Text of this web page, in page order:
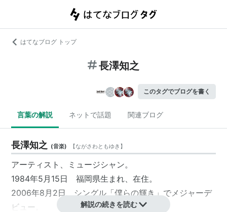
はてなブログ トップ
長澤知之
このタグでブログを書く
言葉の解説 ネットで話題 関連ブログ
長澤知之 (音楽) 【ながさわともゆき 】
アーティスト、ミュージシャン。
1984年5月15日 福岡県生まれ、在住。
2006年8月2日、シングル「僕らの輝き」でメジャーデ
ビュー。
解説の続きを読む